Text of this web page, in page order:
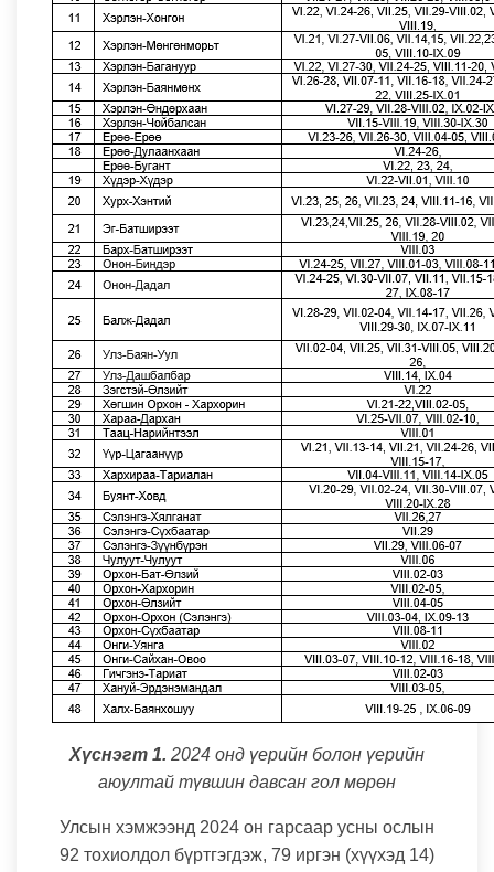
Хүснэгт 1. 2024 онд үерийн болон үерийн
аюултай түвшин давсан гол мөрөн
Улсын хэмжээнд 2024 он гарсаар усны ослын
92 тохиолдол бүртгэгдэж, 79 иргэн (хүүхэд 14)